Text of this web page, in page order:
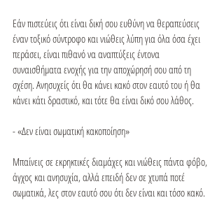
Εάν πιστεύεις ότι είναι δική σου ευθύνη να θεραπεύσεις
έναν τοξικό σύντροφο και νιώθεις λύπη για όλα όσα έχει
περάσει, είναι πιθανό να αναπτύξεις έντονα
συναισθήματα ενοχής για την αποχώρησή σου από τη
σχέση. Ανησυχείς ότι θα κάνει κακό στον εαυτό του ή θα
κάνει κάτι δραστικό, και τότε θα είναι δικό σου λάθος.
- «Δεν είναι σωματική κακοποίηση»
Μπαίνεις σε εκρηκτικές διαμάχες και νιώθεις πάντα φόβο,
άγχος και ανησυχία, αλλά επειδή δεν σε χτυπά ποτέ
σωματικά, λες στον εαυτό σου ότι δεν είναι και τόσο κακό.